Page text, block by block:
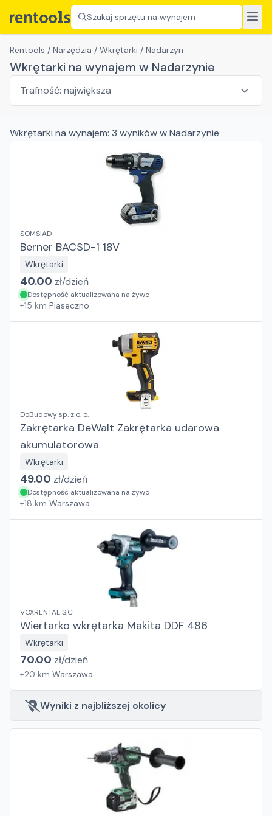
Szukaj sprzętu na wynajem
Rentools / Narzędzia / Wkrętarki / Nadarzyn
Wkrętarki na wynajem w Nadarzynie
Wkrętarki na wynajem: 3 wynikóww Nadarzynie
SOMSIAD
Berner BACSD-1 18V
Wkrętarki
40.00 zł/dzień
Dostępność aktualizowana na żywo
+15 km Piaseczno
DoBudowy sp. z o. o.
Zakrętarka DeWalt Zakrętarka udarowa
akumulatorowa
Wkrętarki
49.00 zł/dzień
Dostępność aktualizowana na żywo
+18 km Warszawa
VOXRENTAL S.C
Wiertarko wkrętarka Makita DDF 486
Wkrętarki
70.00 zł/dzień
+20 km Warszawa
Wyniki z najbliższej okolicy